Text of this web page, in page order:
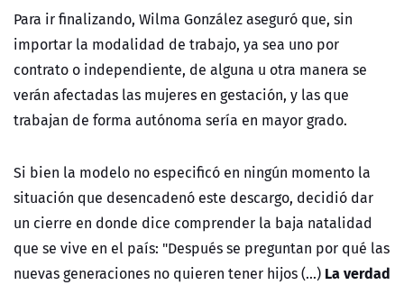
Para ir finalizando, Wilma González aseguró que, sin
importar la modalidad de trabajo, ya sea uno por
contrato o independiente, de alguna u otra manera se
verán afectadas las mujeres en gestación, y las que
trabajan de forma autónoma sería en mayor grado.
Si bien la modelo no especificó en ningún momento la
situación que desencadenó este descargo, decidió dar
un cierre en donde dice comprender la baja natalidad
que se vive en el país: "Después se preguntan por qué las
nuevas generaciones no quieren tener hijos (...) La verdad